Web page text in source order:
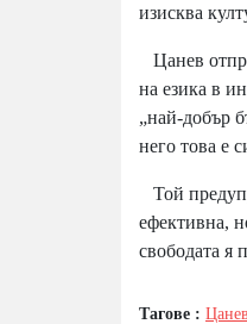
изисква
Цанев
на езика в
„най-добър
него това е
Той
ефективна,
свободата я
Тагове : Цанев